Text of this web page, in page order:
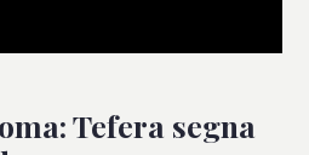
Tefera segna